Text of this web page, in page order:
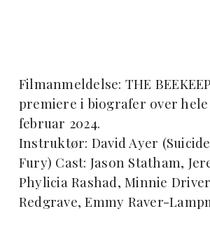
Filmanmeldelse: THE
premiere i biografer over hele
februar 2024.
Instruktør: David Ayer
Fury) Cast: Jason Statham,
Phylicia Rashad, Minnie
Redgrave, Emmy Raver-